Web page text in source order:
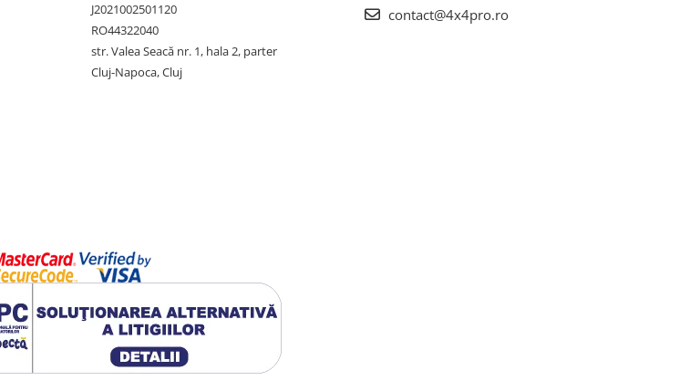
J2021002501120
RO44322040
str. Valea Seacă nr. 1, hala 2, parter
Cluj-Napoca, Cluj
contact@4x4pro.ro